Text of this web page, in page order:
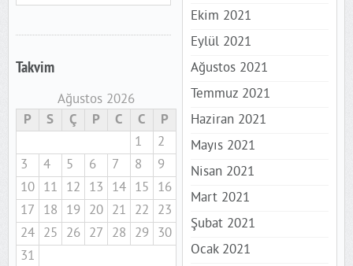
Takvim
Ağustos 2026
P S Ç P C C P
1
2
3
4 5 6 7 8
9
10 11 12 13 14 15 16
17 18 19 20 21 22 23
24 25 26 27 28 29 30
31
Ekim 2021
Eylül 2021
Ağustos 2021
Temmuz 2021
Haziran 2021
Mayıs 2021
Nisan 2021
Mart 2021
Şubat 2021
Ocak 2021